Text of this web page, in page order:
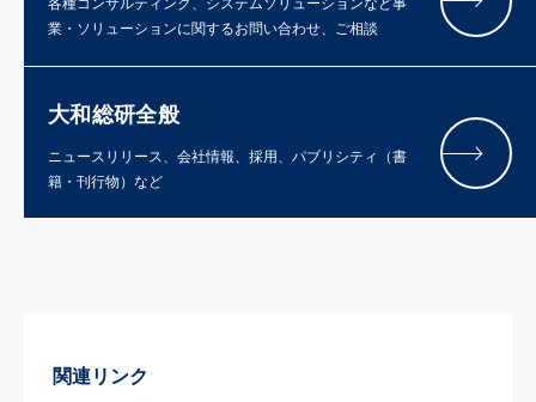
各種コンサルティング、システムソリューションなど事
業・ソリューションに関するお問い合わせ、ご相談
大和総研全般
ニュースリリース、会社情報、採用、パブリシティ（書
籍・刊行物）など
関連リンク